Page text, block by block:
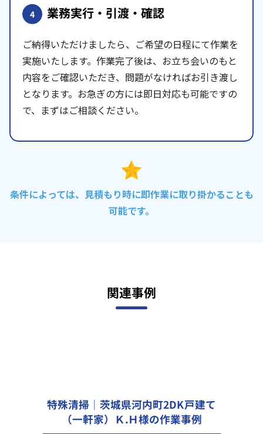
4 業務実行・引渡・確認
ご納得いただけましたら、ご希望の日程にて作業を
実施いたします。作業完了後は、お立ち会いのもと
内容をご確認いただき、問題がなければお引き渡し
となります。お急ぎの方には即日対応も可能ですの
で、まずはご相談ください。
条件によっては、見積もり時に即作業に取り掛かることも
可能です。
関連事例
特殊清掃｜茨城県河内町2DK戸建て
（一軒家）Ｋ.Ｈ様の作業事例